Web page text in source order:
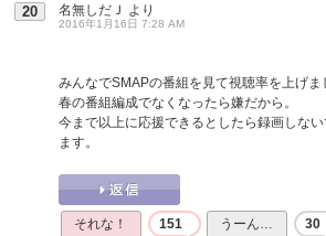
20 名無しだＪ より
2016年1月16日 7:28 AM
みんなでSMAPの番組を見て視聴率を上げま
春の番組編成でなくなったら嫌だから。
今まで以上に応援できるとしたら録画しな
ます。
それな！ 151 うーん… 30